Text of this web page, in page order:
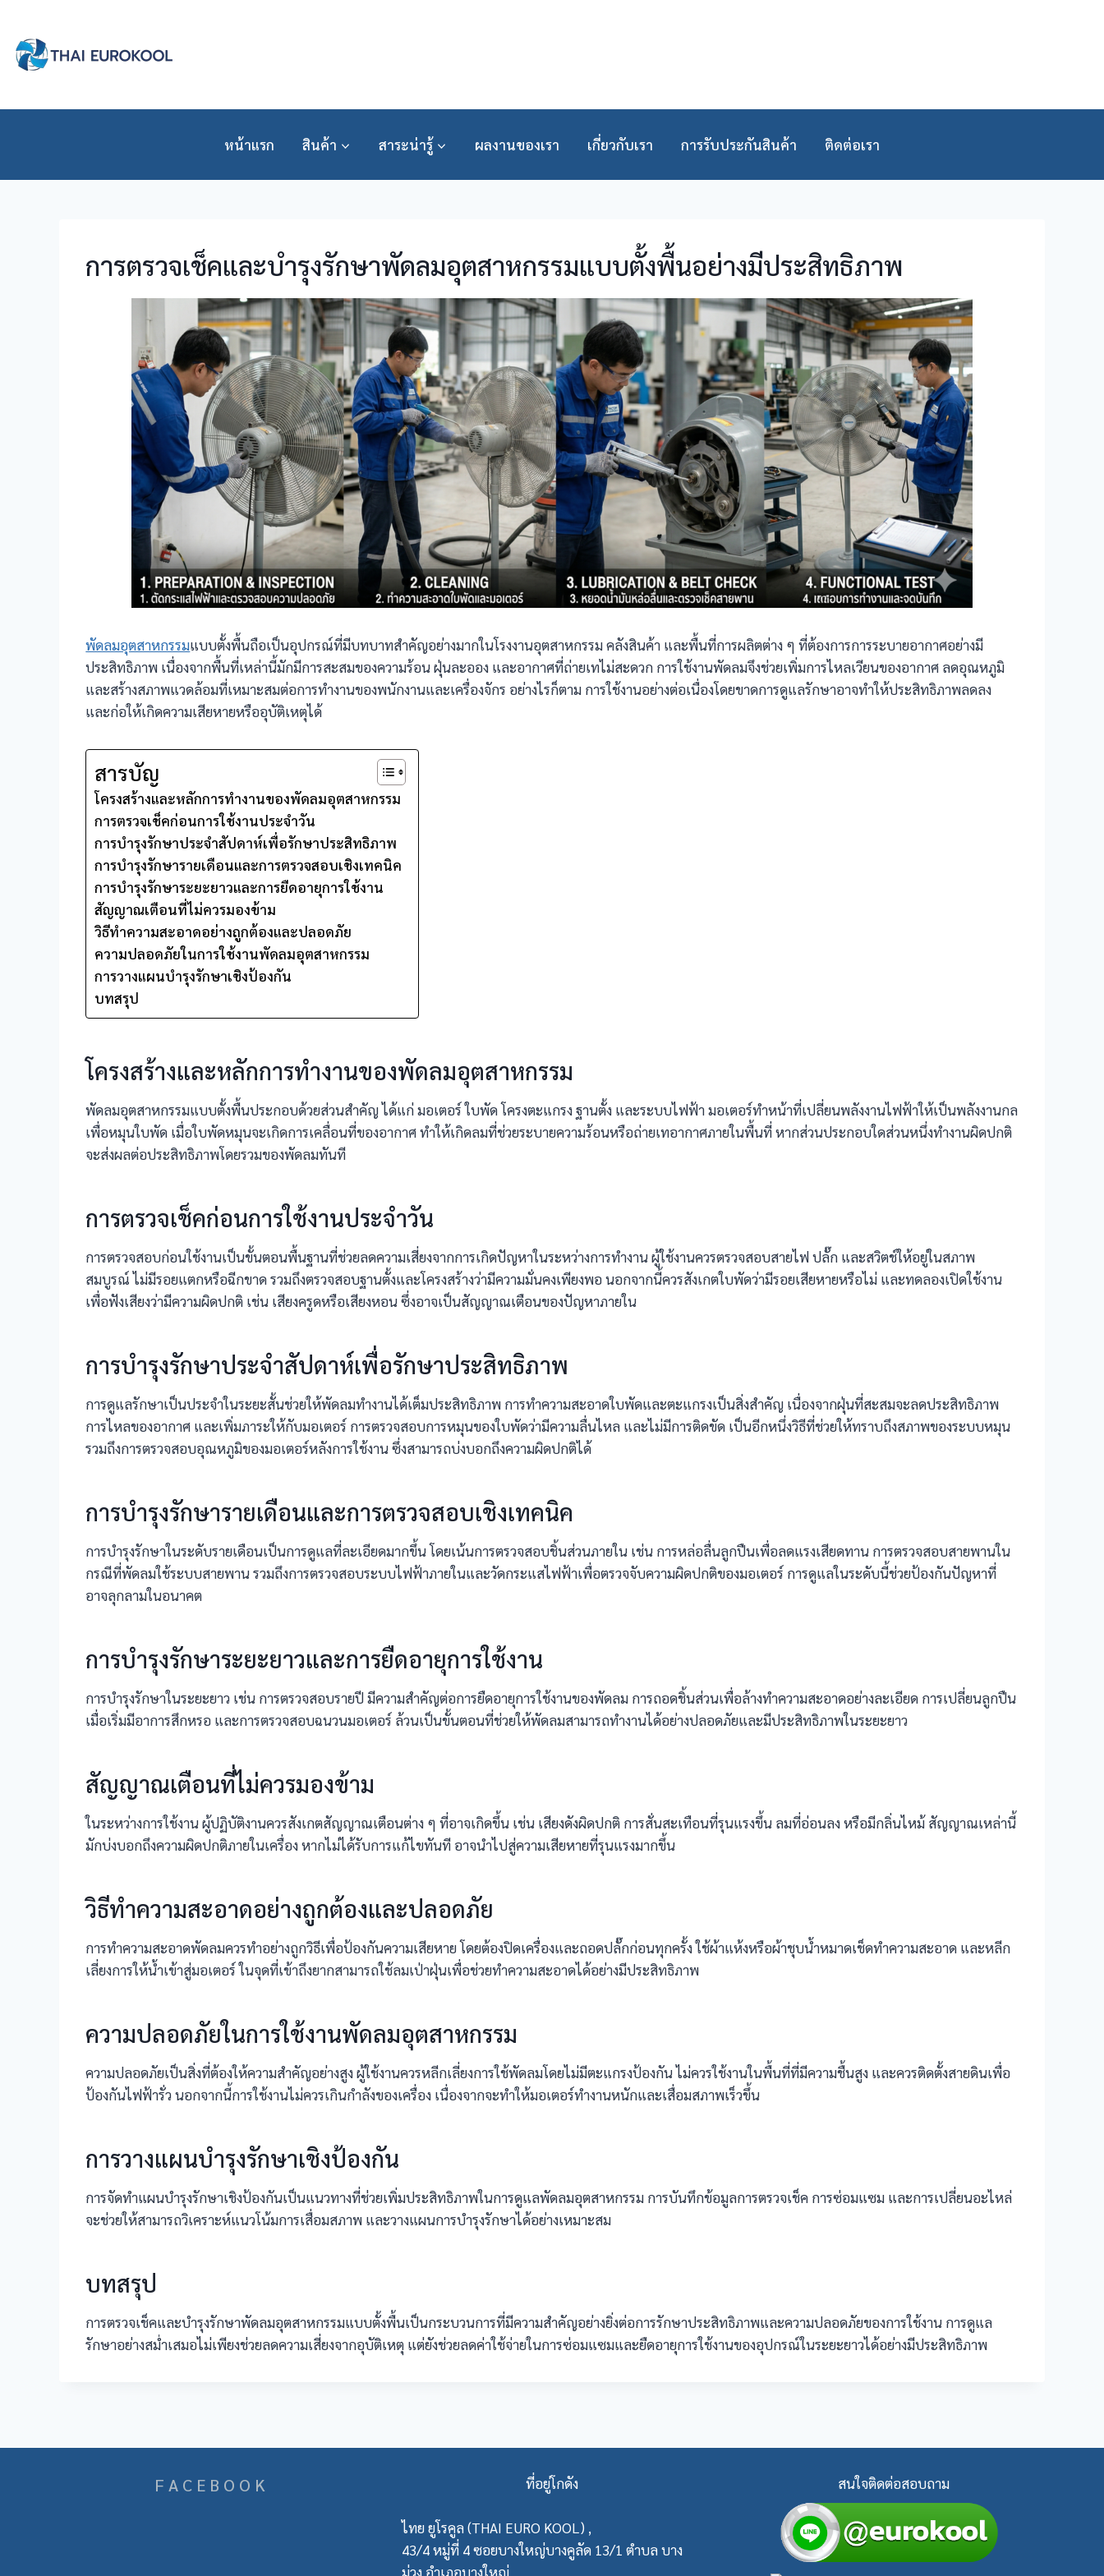
content
หน้าแรก สินค้า สาระน่ารู้ ผลงานของเรา เกี่ยวกับเรา การรับประกันสินค้า ติดต่อเรา
การตรวจเช็คและบำรุงรักษาพัดลมอุตสาหกรรมแบบตั้งพื้นอย่างมีประสิทธิภาพ
พัดลมอุตสาหกรรมแบบตั้งพื้นถือเป็นอุปกรณ์ที่มีบทบาทสำคัญอย่างมากในโรงงานอุตสาหกรรม คลังสินค้า และพื้นที่การผลิตต่าง ๆ ที่ต้องการการระบายอากาศอย่างมี
ประสิทธิภาพ เนื่องจากพื้นที่เหล่านี้มักมีการสะสมของความร้อน ฝุ่นละออง และอากาศที่ถ่ายเทไม่สะดวก การใช้งานพัดลมจึงช่วยเพิ่มการไหลเวียนของอากาศ ลดอุณหภูมิ
และสร้างสภาพแวดล้อมที่เหมาะสมต่อการทำงานของพนักงานและเครื่องจักร อย่างไรก็ตาม การใช้งานอย่างต่อเนื่องโดยขาดการดูแลรักษาอาจทำให้ประสิทธิภาพลดลง
และก่อให้เกิดความเสียหายหรืออุบัติเหตุได้
สารบัญ
โครงสร้างและหลักการทำงานของพัดลมอุตสาหกรรม
การตรวจเช็คก่อนการใช้งานประจำวัน
การบำรุงรักษาประจำสัปดาห์เพื่อรักษาประสิทธิภาพ
การบำรุงรักษารายเดือนและการตรวจสอบเชิงเทคนิค
การบำรุงรักษาระยะยาวและการยืดอายุการใช้งาน
สัญญาณเตือนที่ไม่ควรมองข้าม
วิธีทำความสะอาดอย่างถูกต้องและปลอดภัย
ความปลอดภัยในการใช้งานพัดลมอุตสาหกรรม
การวางแผนบำรุงรักษาเชิงป้องกัน
บทสรุป
โครงสร้างและหลักการทำงานของพัดลมอุตสาหกรรม
พัดลมอุตสาหกรรมแบบตั้งพื้นประกอบด้วยส่วนสำคัญ ได้แก่ มอเตอร์ ใบพัด โครงตะแกรง ฐานตั้ง และระบบไฟฟ้า มอเตอร์ทำหน้าที่เปลี่ยนพลังงานไฟฟ้าให้เป็นพลังงานกล
เพื่อหมุนใบพัด เมื่อใบพัดหมุนจะเกิดการเคลื่อนที่ของอากาศ ทำให้เกิดลมที่ช่วยระบายความร้อนหรือถ่ายเทอากาศภายในพื้นที่ หากส่วนประกอบใดส่วนหนึ่งทำงานผิดปกติ
จะส่งผลต่อประสิทธิภาพโดยรวมของพัดลมทันที
การตรวจเช็คก่อนการใช้งานประจำวัน
การตรวจสอบก่อนใช้งานเป็นขั้นตอนพื้นฐานที่ช่วยลดความเสี่ยงจากการเกิดปัญหาในระหว่างการทำงาน ผู้ใช้งานควรตรวจสอบสายไฟ ปลั๊ก และสวิตช์ให้อยู่ในสภาพ
สมบูรณ์ ไม่มีรอยแตกหรือฉีกขาด รวมถึงตรวจสอบฐานตั้งและโครงสร้างว่ามีความมั่นคงเพียงพอ นอกจากนี้ควรสังเกตใบพัดว่ามีรอยเสียหายหรือไม่ และทดลองเปิดใช้งาน
เพื่อฟังเสียงว่ามีความผิดปกติ เช่น เสียงครูดหรือเสียงหอน ซึ่งอาจเป็นสัญญาณเตือนของปัญหาภายใน
การบำรุงรักษาประจำสัปดาห์เพื่อรักษาประสิทธิภาพ
การดูแลรักษาเป็นประจำในระยะสั้นช่วยให้พัดลมทำงานได้เต็มประสิทธิภาพ การทำความสะอาดใบพัดและตะแกรงเป็นสิ่งสำคัญ เนื่องจากฝุ่นที่สะสมจะลดประสิทธิภาพ
การไหลของอากาศ และเพิ่มภาระให้กับมอเตอร์ การตรวจสอบการหมุนของใบพัดว่ามีความลื่นไหล และไม่มีการติดขัด เป็นอีกหนึ่งวิธีที่ช่วยให้ทราบถึงสภาพของระบบหมุน
รวมถึงการตรวจสอบอุณหภูมิของมอเตอร์หลังการใช้งาน ซึ่งสามารถบ่งบอกถึงความผิดปกติได้
การบำรุงรักษารายเดือนและการตรวจสอบเชิงเทคนิค
การบำรุงรักษาในระดับรายเดือนเป็นการดูแลที่ละเอียดมากขึ้น โดยเน้นการตรวจสอบชิ้นส่วนภายใน เช่น การหล่อลื่นลูกปืนเพื่อลดแรงเสียดทาน การตรวจสอบสายพานใน
กรณีที่พัดลมใช้ระบบสายพาน รวมถึงการตรวจสอบระบบไฟฟ้าภายในและวัดกระแสไฟฟ้าเพื่อตรวจจับความผิดปกติของมอเตอร์ การดูแลในระดับนี้ช่วยป้องกันปัญหาที่
อาจลุกลามในอนาคต
การบำรุงรักษาระยะยาวและการยืดอายุการใช้งาน
การบำรุงรักษาในระยะยาว เช่น การตรวจสอบรายปี มีความสำคัญต่อการยืดอายุการใช้งานของพัดลม การถอดชิ้นส่วนเพื่อล้างทำความสะอาดอย่างละเอียด การเปลี่ยนลูกปืน
เมื่อเริ่มมีอาการสึกหรอ และการตรวจสอบฉนวนมอเตอร์ ล้วนเป็นขั้นตอนที่ช่วยให้พัดลมสามารถทำงานได้อย่างปลอดภัยและมีประสิทธิภาพในระยะยาว
สัญญาณเตือนที่ไม่ควรมองข้าม
ในระหว่างการใช้งาน ผู้ปฏิบัติงานควรสังเกตสัญญาณเตือนต่าง ๆ ที่อาจเกิดขึ้น เช่น เสียงดังผิดปกติ การสั่นสะเทือนที่รุนแรงขึ้น ลมที่อ่อนลง หรือมีกลิ่นไหม้ สัญญาณเหล่านี้
มักบ่งบอกถึงความผิดปกติภายในเครื่อง หากไม่ได้รับการแก้ไขทันที อาจนำไปสู่ความเสียหายที่รุนแรงมากขึ้น
วิธีทำความสะอาดอย่างถูกต้องและปลอดภัย
การทำความสะอาดพัดลมควรทำอย่างถูกวิธีเพื่อป้องกันความเสียหาย โดยต้องปิดเครื่องและถอดปลั๊กก่อนทุกครั้ง ใช้ผ้าแห้งหรือผ้าชุบน้ำหมาดเช็ดทำความสะอาด และหลีก
เลี่ยงการให้น้ำเข้าสู่มอเตอร์ ในจุดที่เข้าถึงยากสามารถใช้ลมเป่าฝุ่นเพื่อช่วยทำความสะอาดได้อย่างมีประสิทธิภาพ
ความปลอดภัยในการใช้งานพัดลมอุตสาหกรรม
ความปลอดภัยเป็นสิ่งที่ต้องให้ความสำคัญอย่างสูง ผู้ใช้งานควรหลีกเลี่ยงการใช้พัดลมโดยไม่มีตะแกรงป้องกัน ไม่ควรใช้งานในพื้นที่ที่มีความชื้นสูง และควรติดตั้งสายดินเพื่อ
ป้องกันไฟฟ้ารั่ว นอกจากนี้การใช้งานไม่ควรเกินกำลังของเครื่อง เนื่องจากจะทำให้มอเตอร์ทำงานหนักและเสื่อมสภาพเร็วขึ้น
การวางแผนบำรุงรักษาเชิงป้องกัน
การจัดทำแผนบำรุงรักษาเชิงป้องกันเป็นแนวทางที่ช่วยเพิ่มประสิทธิภาพในการดูแลพัดลมอุตสาหกรรม การบันทึกข้อมูลการตรวจเช็ค การซ่อมแซม และการเปลี่ยนอะไหล่
จะช่วยให้สามารถวิเคราะห์แนวโน้มการเสื่อมสภาพ และวางแผนการบำรุงรักษาได้อย่างเหมาะสม
บทสรุป
การตรวจเช็คและบำรุงรักษาพัดลมอุตสาหกรรมแบบตั้งพื้นเป็นกระบวนการที่มีความสำคัญอย่างยิ่งต่อการรักษาประสิทธิภาพและความปลอดภัยของการใช้งาน การดูแล
รักษาอย่างสม่ำเสมอไม่เพียงช่วยลดความเสี่ยงจากอุบัติเหตุ แต่ยังช่วยลดค่าใช้จ่ายในการซ่อมแซมและยืดอายุการใช้งานของอุปกรณ์ในระยะยาวได้อย่างมีประสิทธิภาพ
F A C E B O O K ที่อยู่โกดัง
ไทย ยูโรคูล (THAI EURO KOOL) ,
43/4 หมู่ที่ 4 ซอยบางใหญ่บางคูลัด 13/1 ตำบล บาง
ม่วง อำเภอบางใหญ่
สนใจติดต่อสอบถาม